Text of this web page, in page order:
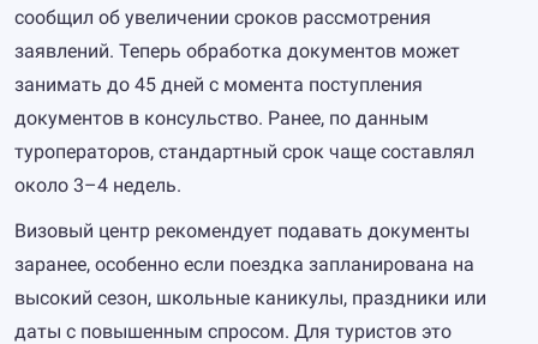
сообщил об увеличении сроков рассмотрения
заявлений. Теперь обработка документов может
занимать до 45 дней с момента поступления
документов в консульство. Ранее, по данным
туроператоров, стандартный срок чаще составлял
около 3–4 недель.
Визовый центр рекомендует подавать документы
заранее, особенно если поездка запланирована на
высокий сезон, школьные каникулы, праздники или
даты с повышенным спросом. Для туристов это